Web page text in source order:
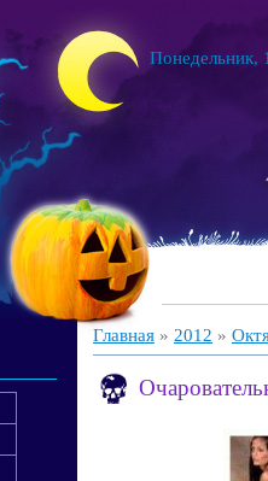
Понедельник,
Главная » 2012 »